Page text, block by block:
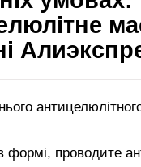
проводите